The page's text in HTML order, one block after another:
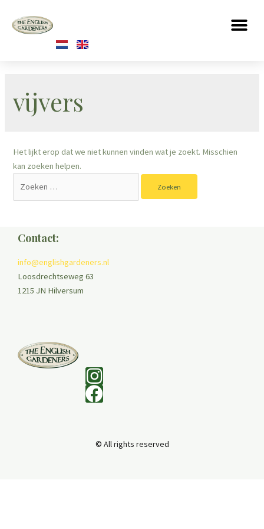
vijvers
Het lijkt erop dat we niet kunnen vinden wat je zoekt. Misschien
kan zoeken helpen.
Contact:
info@englishgardeners.nl
Loosdrechtseweg 63
1215 JN Hilversum
© All rights reserved